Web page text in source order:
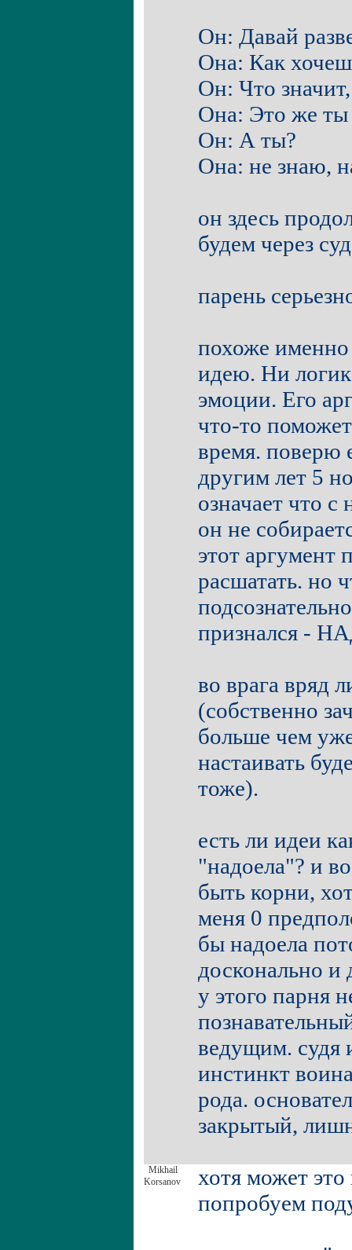
Он: Давай
Она: Как
Он: Что
Она: Это же ты
Он: А ты?
Она: не знаю,
он здесь
будем через
парень
похоже
идею. Ни
эмоции. Его
что-то
время. поверю
другим лет 5
означает что
он не
этот аргумент
расшатать. но
признался -
во врага вряд
(собственно
больше чем
настаивать
тоже).
есть ли идеи
"надоела"? и
быть корни,
меня 0
бы надоела
досконально и
у этого парня
ведущим. судя
инстинкт
рода.
закрытый,
Mikhail
Korsanov
хотя может
попробуем